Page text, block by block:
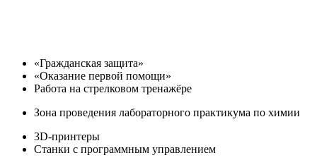
«Гражданская защита»
«Оказание первой помощи»
Работа на стрелковом тренажёре
Зона проведения лабораторного практикума по химии
3D-принтеры
Станки с программным управлением